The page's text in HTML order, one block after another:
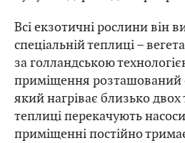
Всі екзотичні рослини він
спеціальній теплиці –
за голландською
приміщення розташований
який нагріває близько двох
теплиці перекачують
приміщенні постійно